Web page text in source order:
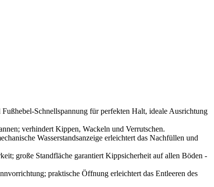
Schnellspannung für perfekten Halt, ideale Ausrichtung
verhindert Kippen, Wackeln und Verrutschen.
Wasserstandsanzeige erleichtert das Nachfüllen und
große Standfläche garantiert Kippsicherheit auf allen Böden -
praktische Öffnung erleichtert das Entleeren des